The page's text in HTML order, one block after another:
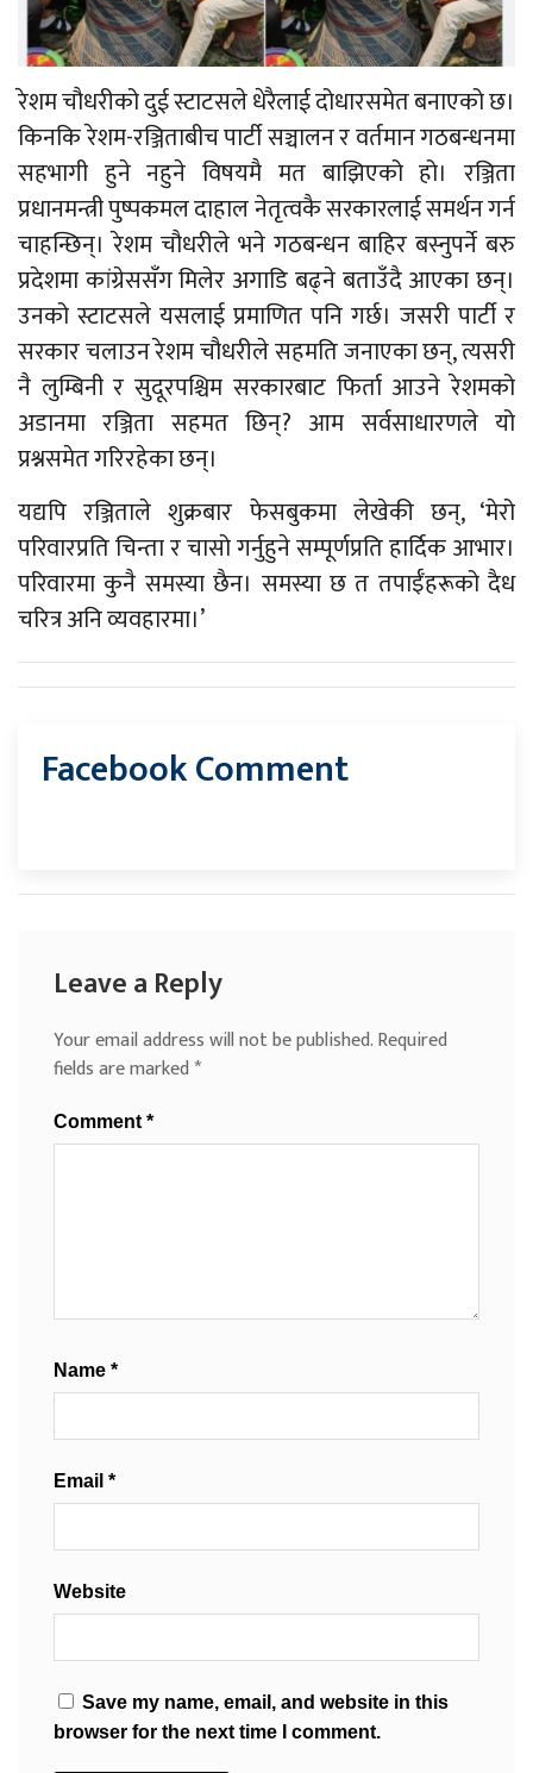
रेशम चौधरीको दुई स्टाटसले धेरैलाई दोधारसमेत बनाएको छ।
किनकि रेशम-रञ्जिताबीच पार्टी सञ्चालन र वर्तमान गठबन्धनमा
सहभागी हुने नहुने विषयमै मत बाझिएको हो। रञ्जिता
प्रधानमन्त्री पुष्पकमल दाहाल नेतृत्वकै सरकारलाई समर्थन गर्न
चाहन्छिन्। रेशम चौधरीले भने गठबन्धन बाहिर बस्नुपर्ने बरु
प्रदेशमा कांग्रेससँग मिलेर अगाडि बढ्ने बताउँदै आएका छन्।
उनको स्टाटसले यसलाई प्रमाणित पनि गर्छ। जसरी पार्टी र
सरकार चलाउन रेशम चौधरीले सहमति जनाएका छन्, त्यसरी
नै लुम्बिनी र सुदूरपश्चिम सरकारबाट फिर्ता आउने रेशमको
अडानमा रञ्जिता सहमत छिन्? आम सर्वसाधारणले यो
प्रश्नसमेत गरिरहेका छन्।
यद्यपि रञ्जिताले शुक्रबार फेसबुकमा लेखेकी छन्, ‘मेरो
परिवारप्रति चिन्ता र चासो गर्नुहुने सम्पूर्णप्रति हार्दिक आभार।
परिवारमा कुनै समस्या छैन। समस्या छ त तपाईँहरूको दैध
चरित्र अनि व्यवहारमा।’
Facebook Comment
Leave a Reply
Your email address will not be published.Required
fields are marked*
Comment *
Name *
Email *
Website
Save my name, email, and website in this
browser for the next time I comment.